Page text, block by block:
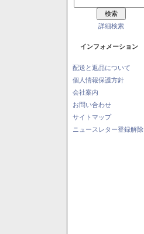
詳細検索
インフォメーション
配送と返品について
個人情報保護方針
会社案内
お問い合わせ
サイトマップ
ニュースレター登録解除